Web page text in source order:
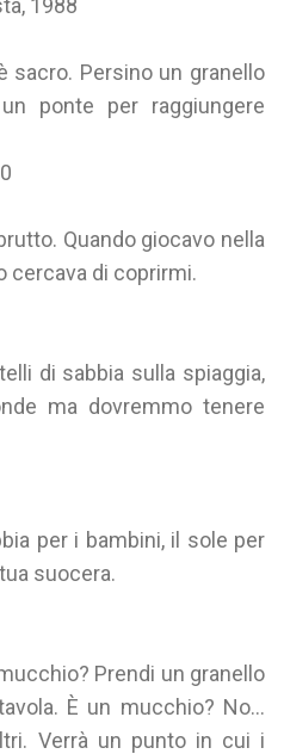
1988
sacro. Persino un granello
ponte per raggiungere
Quando giocavo nella
cercava di coprirmi.
di sabbia sulla spiaggia,
ma dovremmo tenere
per i bambini, il sole per
suocera.
Prendi un granello
È un mucchio? No...
Verrà un punto in cui i